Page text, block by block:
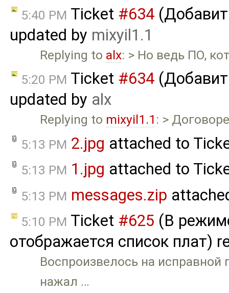
5:40 PM Ticket #634
updated by mixyil1.1
Replying to alx: > Но ведь ПО,
5:20 PM Ticket #634
updated by alx
Replying to mixyil1.1 : >
5:13 PM 2.jpg attached to
5:13 PM 1.jpg attached to
5:13 PM messages.zip
5:10 PM Ticket #625 (В
отображается список плат)
Воспроизвелось на
нажал …